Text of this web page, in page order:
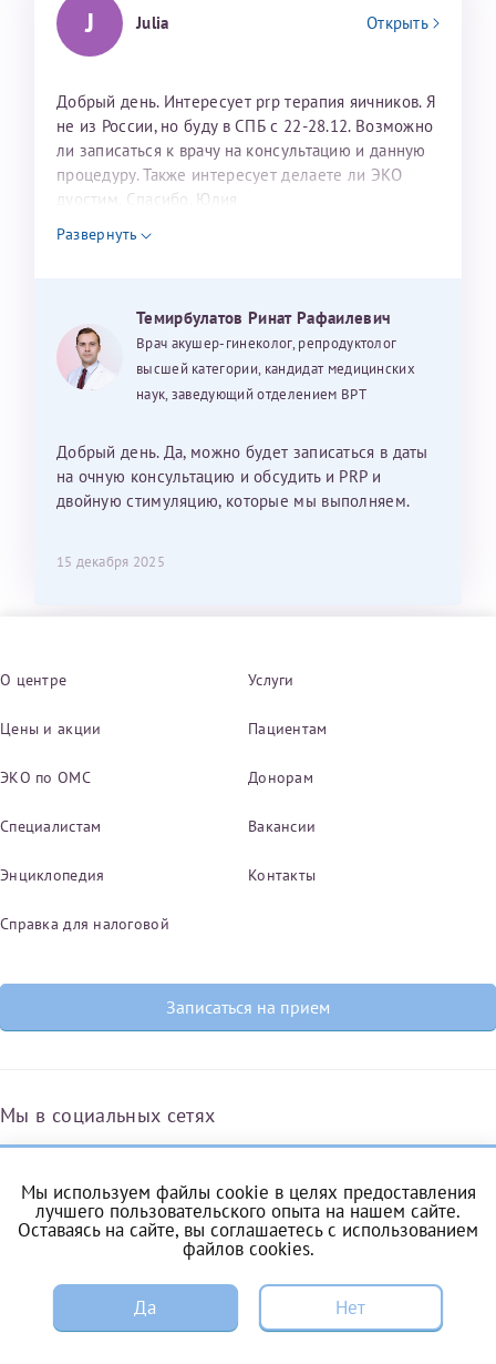
J Julia Открыть
Добрый день. Интересует prp терапия яичников. Я
не из России, но буду в СПБ с 22-28.12. Возможно
ли записаться к врачу на консультацию и данную
процедуру. Также интересует делаете ли ЭКО
дуостим. Спасибо. Юлия
Развернуть
Темирбулатов Ринат Рафаилевич
Врач акушер-гинеколог, репродуктолог
высшей категории, кандидат медицинских
наук, заведующий отделением ВРТ
Добрый день. Да, можно будет записаться в даты
на очную консультацию и обсудить и PRP и
двойную стимуляцию, которые мы выполняем.
15 декабря 2025
О центре Услуги
Цены и акции Пациентам
ЭКО по ОМС Донорам
Специалистам Вакансии
Энциклопедия Контакты
Справка для налоговой
Записаться на прием
Мы в социальных сетях
Вконтакте ОдноклассникиЯндекс.Дзен Telegram Max
Комендантский проспект, 53/1A
Мы используем файлы cookie в целях предоставления
лучшего пользовательского опыта на нашем сайте.
Оставаясь на сайте, вы соглашаетесь с использованием
файлов cookies.
Да Нет
ЗАПИСЬ